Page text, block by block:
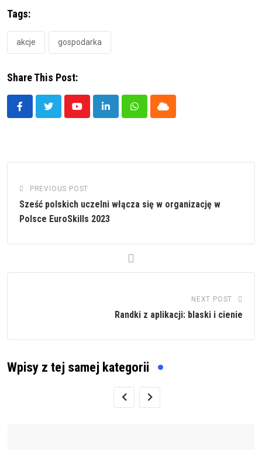
Tags:
akcje gospodarka
Share This Post:
YoutubeLinkedInWhatsappCloud
PREVIOUS POST
Sześć polskich uczelni włącza się w organizację w
Polsce EuroSkills 2023
NEXT POST
Randki z aplikacji: blaski i cienie
Wpisy z tej samej kategorii